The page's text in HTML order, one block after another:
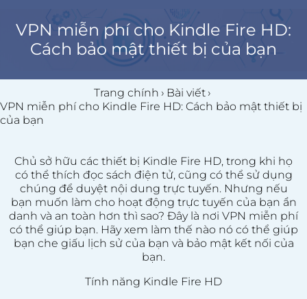
VPN miễn phí cho Kindle Fire HD:
Cách bảo mật thiết bị của bạn
Trang chính › Bài viết ›
VPN miễn phí cho Kindle Fire HD: Cách bảo mật thiết bị
của bạn
Chủ sở hữu các thiết bị Kindle Fire HD, trong khi họ
có thể thích đọc sách điện tử, cũng có thể sử dụng
chúng để duyệt nội dung trực tuyến. Nhưng nếu
bạn muốn làm cho hoạt động trực tuyến của bạn ẩn
danh và an toàn hơn thì sao? Đây là nơi VPN miễn phí
có thể giúp bạn. Hãy xem làm thế nào nó có thể giúp
bạn che giấu lịch sử của bạn và bảo mật kết nối của
bạn.
Tính năng Kindle Fire HD